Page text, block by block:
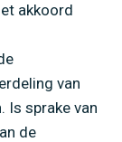
akkoord
van
Is sprake van
de